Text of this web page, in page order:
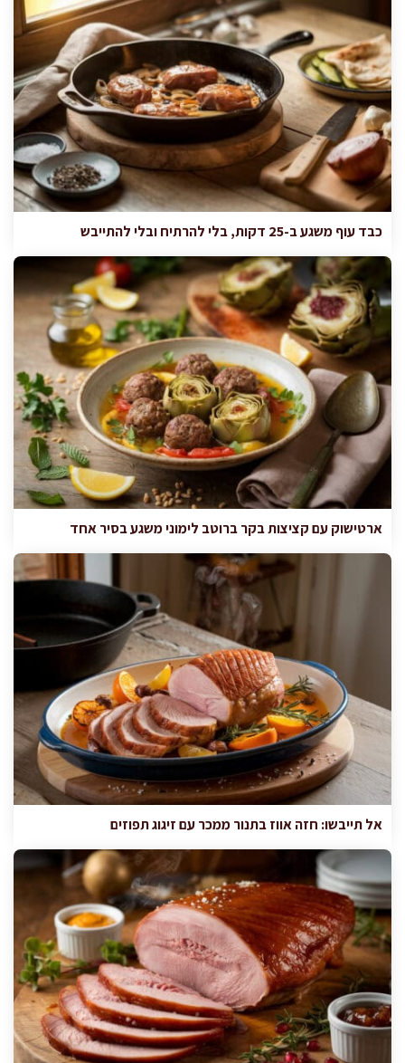
כבד עוף משגע ב-25 דקות, בלי להרתיח ובלי להתייבש
ארטישוק עם קציצות בקר ברוטב לימוני משגע בסיר אחד
אל תייבשו: חזה אווז בתנור ממכר עם זיגוג תפוזים